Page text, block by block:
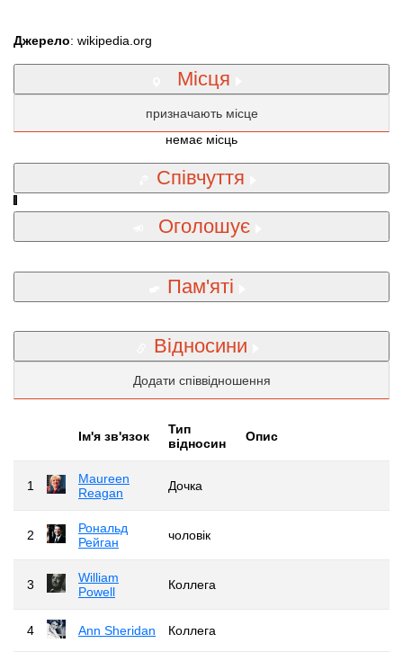
Джерело: wikipedia.org
Місця
призначають місце
немає місць
Співчуття
Оголошує
Пам'яті
Відносини
Додати співвідношення
Iм'я зв'язок
Тип
відносин
Опис
1
Maureen
Reagan
Дочка
2
Рональд
Рейган
чоловік
3
William
Powell
Коллега
4 Ann Sheridan Коллега